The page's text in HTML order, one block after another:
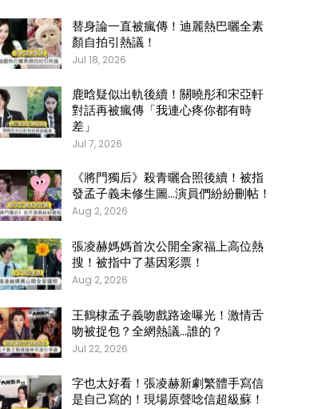
替身論一直被瘋傳！迪麗熱巴曬全素
顏自拍引熱議！
Jul 18, 2026
鹿晗疑似出軌後續！關曉彤和宋亞軒
對話再被瘋傳「我連心疼你都有時
差」
Jul 7, 2026
《將門獨后》殺青曬合照後續！被指
發孟子義未修生圖…演員們紛紛刪帖！
Aug 2, 2026
張凌赫媽媽首次公開全家福上高位熱
搜！被指中了基因彩票！
Aug 2, 2026
王鶴棣孟子義吻戲路途曝光！激情舌
吻被捉包？全網熱議…誰的？
Jul 22, 2026
字也太好看！張凌赫新劇繁體手寫信
是自己寫的！現場原聲唸信超級蘇！